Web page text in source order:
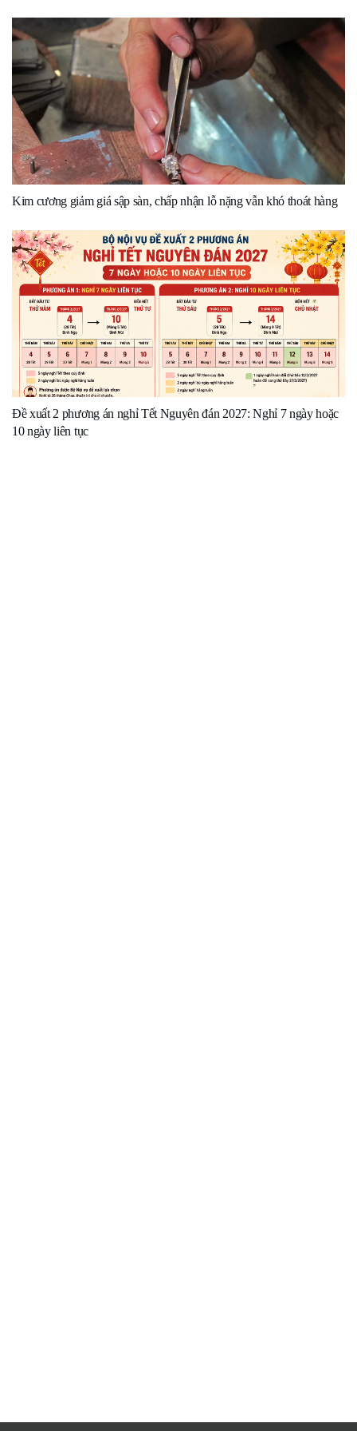
Kim cương giảm giá sập sàn, chấp nhận lỗ nặng vẫn khó thoát hàng
Đề xuất 2 phương án nghỉ Tết Nguyên đán 2027: Nghỉ 7 ngày hoặc
10 ngày liên tục